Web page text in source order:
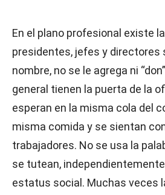
En el plano profesional existe
presidentes, jefes y directores
nombre, no se le agrega ni
general tienen la puerta de la
esperan en la misma cola del
misma comida y se sientan
trabajadores. No se usa la
se tutean, independientemente
estatus social. Muchas veces